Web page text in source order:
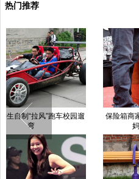
热门推荐
保险箱商家放百万现金求砸开 大